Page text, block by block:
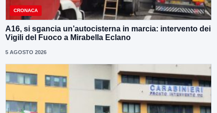
CRONACA
A16, si sgancia un’autocisterna in marcia: intervento dei
Vigili del Fuoco a Mirabella Eclano
5 AGOSTO 2026